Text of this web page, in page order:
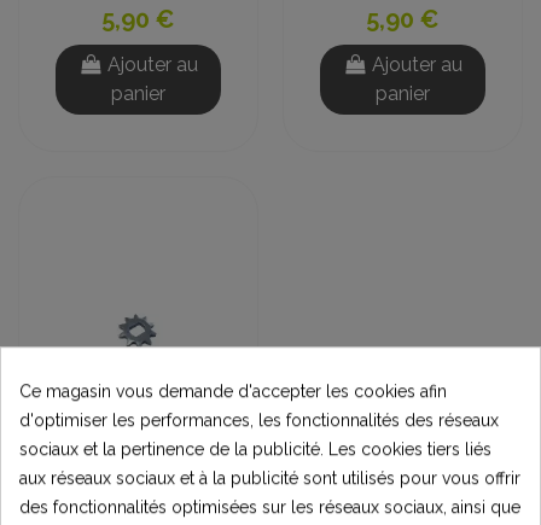
5,90 €
Ajouter au
panier
5,90 €
Ajouter au
panier
PIECES QUADS &
MOTOS
PIGNON 10 DENTS
Ce magasin vous demande d'accepter les cookies afin
d'optimiser les performances, les fonctionnalités des réseaux
sociaux et la pertinence de la publicité. Les cookies tiers liés
aux réseaux sociaux et à la publicité sont utilisés pour vous offrir
des fonctionnalités optimisées sur les réseaux sociaux, ainsi que